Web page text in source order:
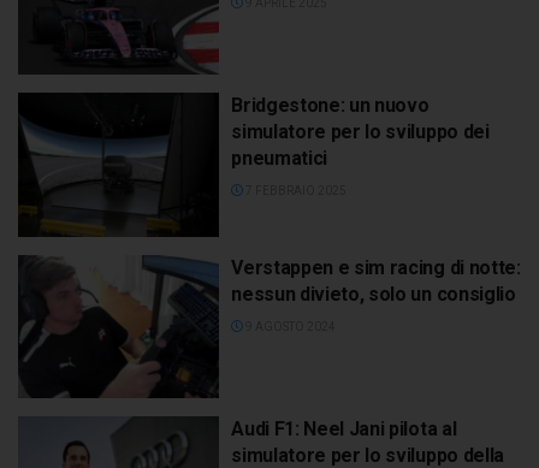
Bridgestone: un nuovo
simulatore per lo sviluppo dei
pneumatici
Verstappen e sim racing di notte:
nessun divieto, solo un consiglio
Audi F1: Neel Jani pilota al
simulatore per lo sviluppo della